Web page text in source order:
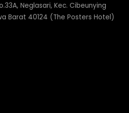
Neglasari, Kec. Cibeunying
Barat 40124 (The Posters Hotel)